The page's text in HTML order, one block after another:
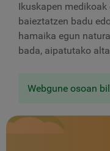
Ikuskapen
baieztatzen badu
hamaika egun
bada, aipatutako
Webgune osoan